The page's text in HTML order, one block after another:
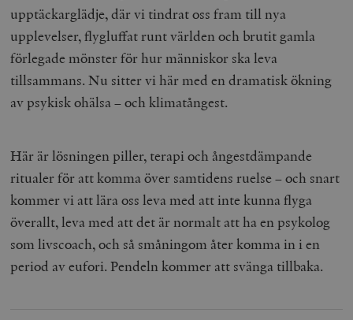
upptäckarglädje, där vi tindrat oss fram till nya
upplevelser, flygluffat runt världen och brutit gamla
förlegade mönster för hur människor ska leva
tillsammans. Nu sitter vi här med en dramatisk ökning
av psykisk ohälsa – och klimatångest.
Här är lösningen piller, terapi och ångestdämpande
ritualer för att komma över samtidens ruelse – och snart
kommer vi att lära oss leva med att inte kunna flyga
överallt, leva med att det är normalt att ha en psykolog
som livscoach, och så småningom åter komma in i en
period av eufori. Pendeln kommer att svänga tillbaka.